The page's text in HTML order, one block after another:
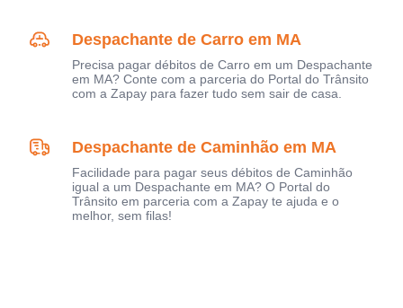
Despachante de Carro em MA
Precisa pagar débitos de Carro em um Despachante
em MA? Conte com a parceria do Portal do Trânsito
com a Zapay para fazer tudo sem sair de casa.
Despachante de Caminhão em MA
Facilidade para pagar seus débitos de Caminhão
igual a um Despachante em MA? O Portal do
Trânsito em parceria com a Zapay te ajuda e o
melhor, sem filas!